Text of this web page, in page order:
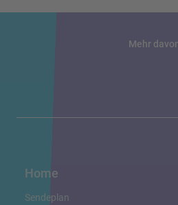
Mehr
Home
Sendeplan